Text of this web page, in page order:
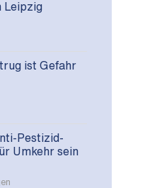
Leipzig
ist Gefahr
Pestizid-
Umkehr sein